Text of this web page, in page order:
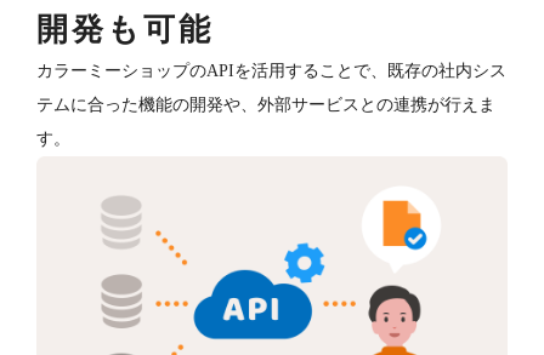
開発も可能
カラーミーショップのAPIを活用することで、既存の社内シス
テムに合った機能の開発や、外部サービスとの連携が行えま
す。